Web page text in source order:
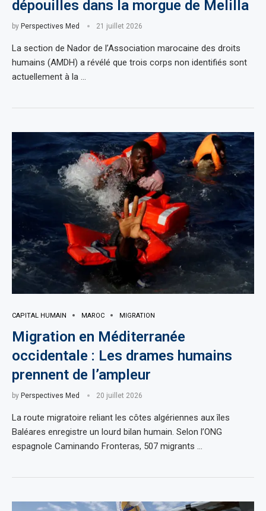
dépouilles dans la morgue de Melilla
by Perspectives Med 21 juillet 2026
La section de Nador de l’Association marocaine des droits
humains (AMDH) a révélé que trois corps non identifiés sont
actuellement à la …
CAPITAL HUMAIN MAROC MIGRATION
Migration en Méditerranée
occidentale : Les drames humains
prennent de l’ampleur
by Perspectives Med 20 juillet 2026
La route migratoire reliant les côtes algériennes aux îles
Baléares enregistre un lourd bilan humain. Selon l’ONG
espagnole Caminando Fronteras, 507 migrants …